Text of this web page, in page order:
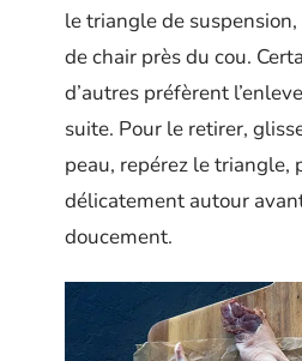
le triangle de
de chair près du cou.
d’autres préfèrent
suite. Pour le retirer,
peau, repérez le triangle,
délicatement autour
doucement.